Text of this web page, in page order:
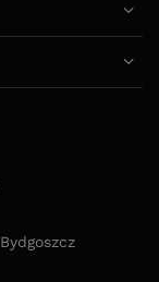
Bydgoszcz